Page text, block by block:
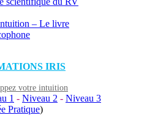
– Le livre
IRIS
votre intuition
1 - Niveau 2 - Niveau 3
Pratique)